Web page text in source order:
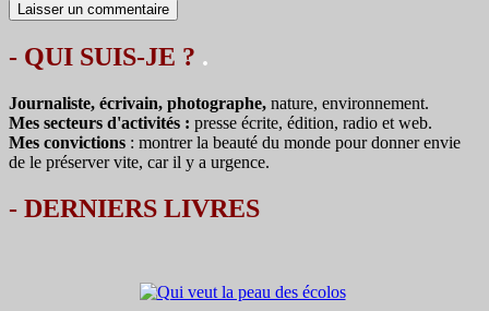
- QUI SUIS-JE ? .
Journaliste, écrivain, photographe, nature, environnement.
Mes secteurs d'activités : presse écrite, édition, radio et web.
Mes convictions : montrer la beauté du monde pour donner envie
de le préserver vite, car il y a urgence.
- DERNIERS LIVRES